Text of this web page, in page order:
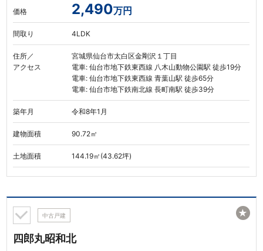
価格 2,490万円
間取り 4LDK
住所／
アクセス
宮城県仙台市太白区金剛沢１丁目
電車: 仙台市地下鉄東西線 八木山動物公園駅 徒歩19分
電車: 仙台市地下鉄東西線 青葉山駅 徒歩65分
電車: 仙台市地下鉄南北線 長町南駅 徒歩39分
築年月 令和8年1月
建物面積 90.72㎡
土地面積 144.19㎡(43.62坪)
中古戸建
四郎丸昭和北
★